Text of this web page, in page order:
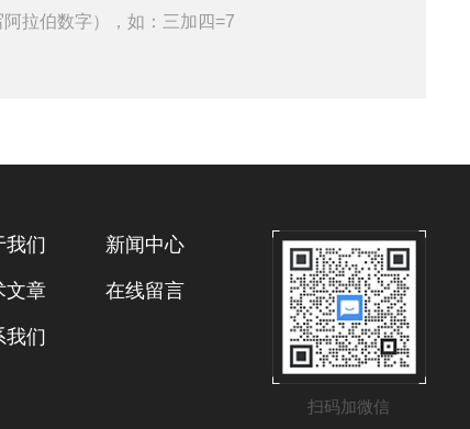
拉伯数字），如：三加四=7
扫码加微信
我们 新闻中心
文章 在线留言
我们